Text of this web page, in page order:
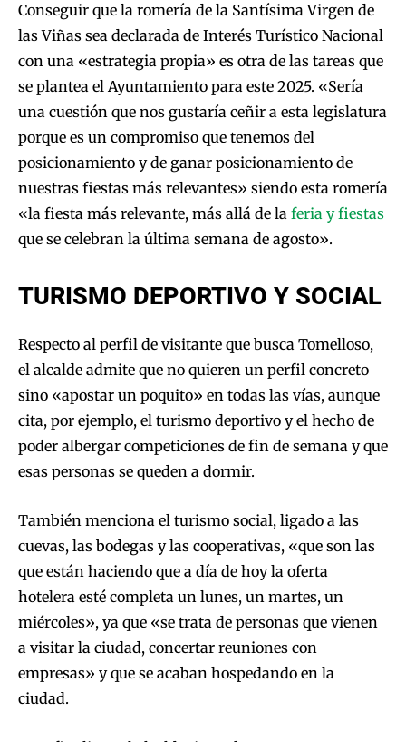
Conseguir que la romería de la Santísima Virgen de
las Viñas sea declarada de Interés Turístico Nacional
con una «estrategia propia» es otra de las tareas que
se plantea el Ayuntamiento para este 2025. «Sería
una cuestión que nos gustaría ceñir a esta legislatura
porque es un compromiso que tenemos del
posicionamiento y de ganar posicionamiento de
nuestras fiestas más relevantes» siendo esta romería
«la fiesta más relevante, más allá de la feria y fiestas
que se celebran la última semana de agosto».
TURISMO DEPORTIVO Y SOCIAL
Respecto al perfil de visitante que busca Tomelloso,
el alcalde admite que no quieren un perfil concreto
sino «apostar un poquito» en todas las vías, aunque
cita, por ejemplo, el turismo deportivo y el hecho de
poder albergar competiciones de fin de semana y que
esas personas se queden a dormir.
También menciona el turismo social, ligado a las
cuevas, las bodegas y las cooperativas, «que son las
que están haciendo que a día de hoy la oferta
hotelera esté completa un lunes, un martes, un
miércoles», ya que «se trata de personas que vienen
a visitar la ciudad, concertar reuniones con
empresas» y que se acaban hospedando en la
ciudad.